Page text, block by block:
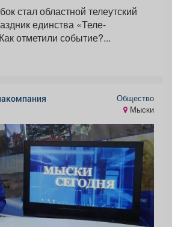
стал областной телеутский
единства «Теле-
Каан-2026». 👏🎉 Как отметили событие?...
Общество
Мыски